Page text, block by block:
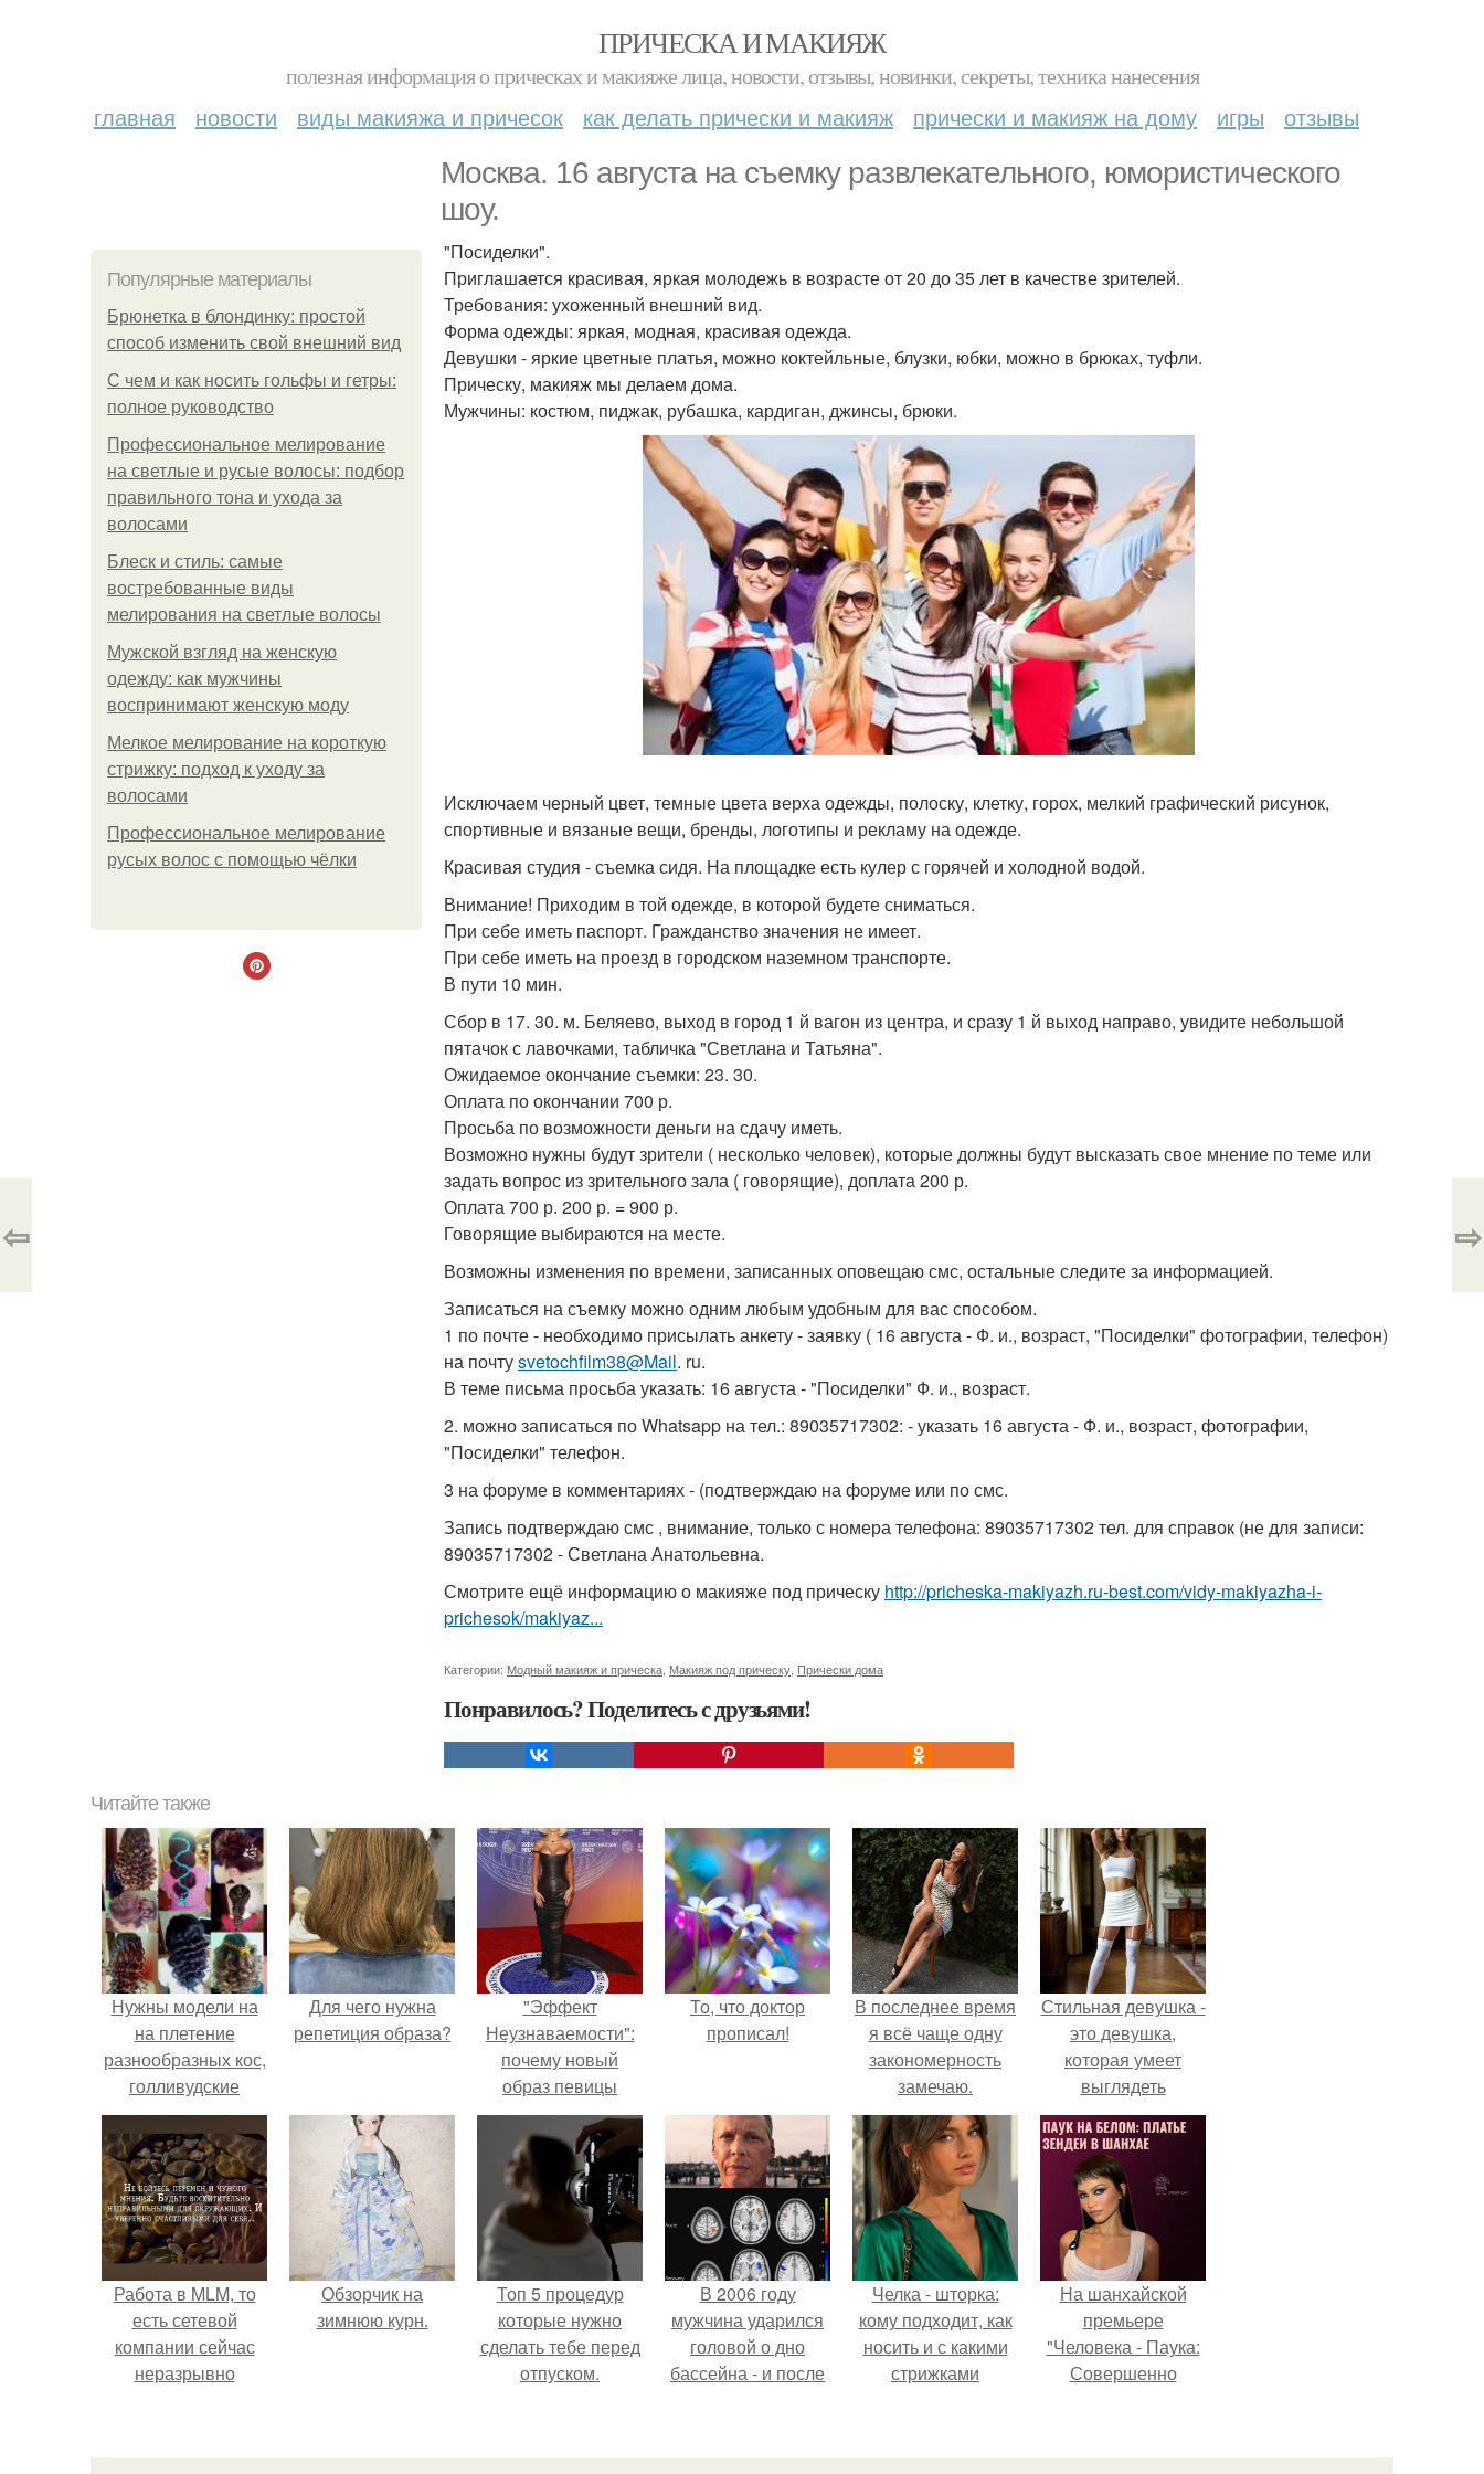
ПРИЧЕСКА И МАКИЯЖ
полезная информация о прическах и макияже лица, новости, отзывы, новинки, секреты, техника нанесения
главная новости виды макияжа и причесок как делать прически и макияж прически и макияж на дому игры отзывы
Москва. 16 августа на съемку развлекательного, юмористического
шоу.
Популярные материалы
Брюнетка в блондинку: простой
способ изменить свой внешний вид
С чем и как носить гольфы и гетры:
полное руководство
Профессиональное мелирование
на светлые и русые волосы: подбор
правильного тона и ухода за
волосами
Блеск и стиль: самые
востребованные виды
мелирования на светлые волосы
Мужской взгляд на женскую
одежду: как мужчины
воспринимают женскую моду
Мелкое мелирование на короткую
стрижку: подход к уходу за
волосами
Профессиональное мелирование
русых волос с помощью чёлки
"Посиделки".
Приглашается красивая, яркая молодежь в возрасте от 20 до 35 лет в качестве зрителей.
Требования: ухоженный внешний вид.
Форма одежды: яркая, модная, красивая одежда.
Девушки - яркие цветные платья, можно коктейльные, блузки, юбки, можно в брюках, туфли.
Прическу, макияж мы делаем дома.
Мужчины: костюм, пиджак, рубашка, кардиган, джинсы, брюки.
Исключаем черный цвет, темные цвета верха одежды, полоску, клетку, горох, мелкий графический рисунок,
спортивные и вязаные вещи, бренды, логотипы и рекламу на одежде.
Красивая студия - съемка сидя. На площадке есть кулер с горячей и холодной водой.
Внимание! Приходим в той одежде, в которой будете сниматься.
При себе иметь паспорт. Гражданство значения не имеет.
При себе иметь на проезд в городском наземном транспорте.
В пути 10 мин.
Сбор в 17. 30. м. Беляево, выход в город 1 й вагон из центра, и сразу 1 й выход направо, увидите небольшой
пятачок с лавочками, табличка "Светлана и Татьяна".
Ожидаемое окончание съемки: 23. 30.
Оплата по окончании 700 р.
Просьба по возможности деньги на сдачу иметь.
Возможно нужны будут зрители ( несколько человек), которые должны будут высказать свое мнение по теме или
задать вопрос из зрительного зала ( говорящие), доплата 200 р.
Оплата 700 р. 200 р. = 900 р.
Говорящие выбираются на месте.
Возможны изменения по времени, записанных оповещаю смс, остальные следите за информацией.
Записаться на съемку можно одним любым удобным для вас способом.
1 по почте - необходимо присылать анкету - заявку ( 16 августа - Ф. и., возраст, "Посиделки" фотографии, телефон)
на почтуsvetochfilm38@Mail. ru.
В теме письма просьба указать: 16 августа - "Посиделки" Ф. и., возраст.
2. можно записаться по Whatsapp на тел.: 89035717302: - указать 16 августа - Ф. и., возраст, фотографии,
"Посиделки" телефон.
3 на форуме в комментариях - (подтверждаю на форуме или по смс.
Запись подтверждаю смс , внимание, только с номера телефона: 89035717302 тел. для справок (не для записи:
89035717302 - Светлана Анатольевна.
Смотрите ещё информацию о макияже под прическу http://pricheska-makiyazh.ru-best.com/vidy-makiyazha-i-
prichesok/makiyaz...
Категории: Модный макияж и прическа Макияж под прическу Прически дома
Понравилось? Поделитесь с друзьями!
⇦ ⇨
Читайте также
Нужны модели на
на плетение
разнообразных кос,
голливудские
локоны и волны,
прически, макияж?
Для чего нужна
репетиция образа?
"Эффект
Неузнаваемости":
почему новый
образ певицы
вызвал споры о
гранях
возможного?
То, что доктор
прописал!
В последнее время
я всё чаще одну
закономерность
замечаю.
Стильная девушка -
это девушка,
которая умеет
выглядеть
привлекательно и
элегантно в любои
ситуации.
Работа в MLM, то
есть сетевой
компании сейчас
неразрывно
своей страницы в
Обзорчик на
зимнюю курн.
Топ 5 процедур
которые нужно
сделать тебе перед
отпуском.
В 2006 году
мужчина ударился
головой о дно
бассейна - и после
странным образом.
Челка - шторка:
кому подходит, как
носить и с какими
стрижками
На шанхайской
премьере
"Человека - Паука:
Совершенно
просто очередной